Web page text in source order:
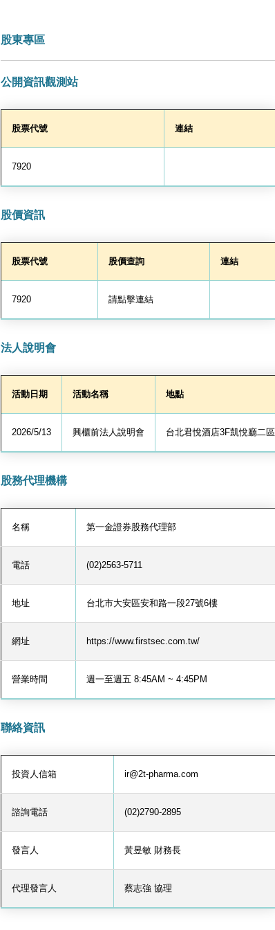
股東專區
公開資訊觀測站
股票代號 連結
7920
股價資訊
股票代號 股價查詢 連結
7920 請點擊連結
法人說明會
活動日期 活動名稱 地點
2026/5/13 興櫃前法人說明會 台北君悅酒店3F凱悅廳二區
股務代理機構
名稱 第一金證券股務代理部
電話 (02)2563-5711
地址 台北市大安區安和路一段27號6樓
網址 https://www.firstsec.com.tw/
營業時間 週一至週五 8:45AM ~ 4:45PM
聯絡資訊
投資人信箱 ir@2t-pharma.com
諮詢電話 (02)2790-2895
發言人 黃昱敏 財務長
代理發言人 蔡志強 協理